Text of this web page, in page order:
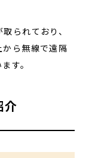
られており、
ら無線で遠隔
す。
介